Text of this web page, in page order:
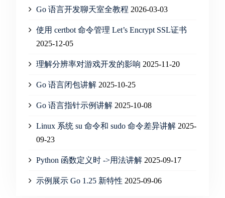
Go 语言开发聊天室全教程 2026-03-03
使用 certbot 命令管理 Let’s Encrypt SSL证书
2025-12-05
理解分辨率对游戏开发的影响 2025-11-20
Go 语言闭包讲解 2025-10-25
Go 语言指针示例讲解 2025-10-08
Linux 系统 su 命令和 sudo 命令差异讲解 2025-
09-23
Python 函数定义时 ->用法讲解 2025-09-17
示例展示 Go 1.25 新特性 2025-09-06